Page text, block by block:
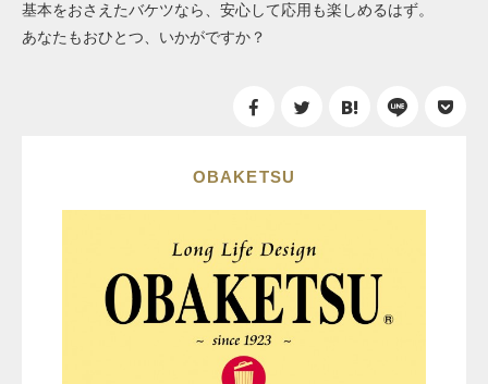
基本をおさえたバケツなら、安心して応用も楽しめるはず。
あなたもおひとつ、いかがですか？
OBAKETSU